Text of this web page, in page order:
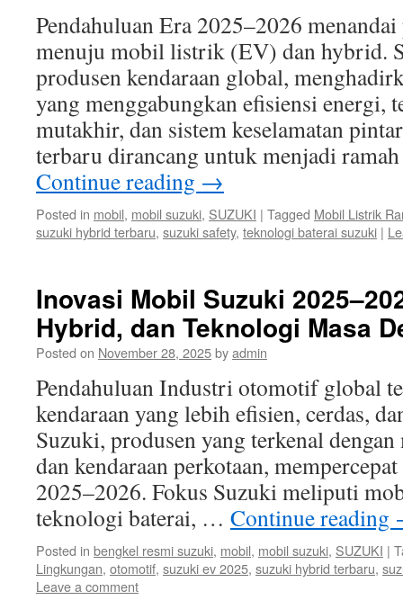
Pendahuluan Era 2025–2026
menuju mobil listrik (EV) dan hybrid.
produsen kendaraan global,
yang menggabungkan efisiensi energi,
mutakhir, dan sistem keselamatan
terbaru dirancang untuk menjadi
Continue reading →
Posted in mobil, mobil suzuki, SUZUKI | Tagged Mobil Listrik
suzuki hybrid terbaru, suzuki safety, teknologi baterai suzuki |
Inovasi Mobil Suzuki
Hybrid, dan Teknologi Masa
Posted on November 28, 2025byadmin
Pendahuluan Industri otomotif global
kendaraan yang lebih efisien, cerdas,
Suzuki, produsen yang terkenal
dan kendaraan perkotaan,
2025–2026. Fokus Suzuki meliputi
teknologi baterai, … Continue reading
Posted in bengkel resmi suzuki, mobil, mobil suzuki, SUZUKI |
Lingkungan, otomotif, suzuki ev 2025, suzuki hybrid terbaru,
Leave a comment